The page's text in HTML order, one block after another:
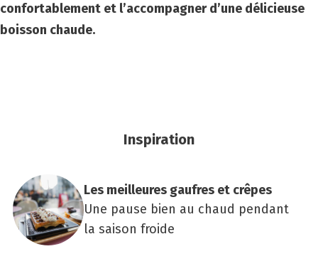
confortablement et l’accompagner d’une délicieuse
boisson chaude.
Inspiration
Les meilleures gaufres et crêpes
Une pause bien au chaud pendant
la saison froide